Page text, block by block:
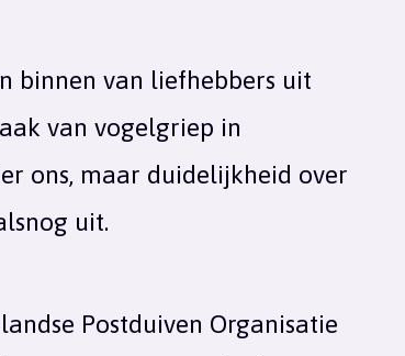
binnen van liefhebbers uit
van vogelgriep in
ons, maar duidelijkheid over
uit.
Postduiven Organisatie